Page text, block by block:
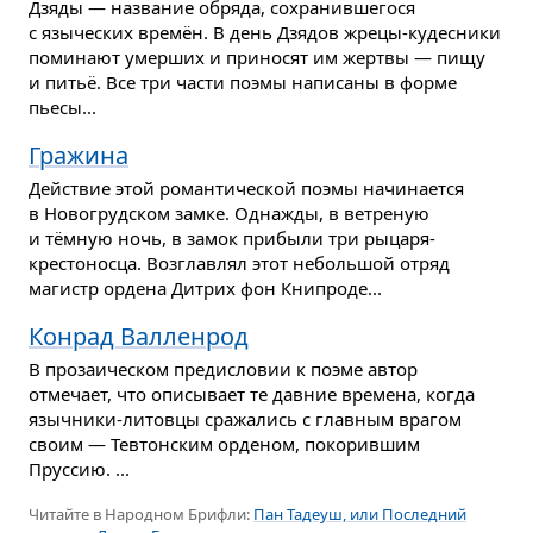
Дзяды — название обряда, сохранившегося
с языческих времён. В день Дзядов жрецы-кудесники
поминают умерших и приносят им жертвы — пищу
и питьё. Все три части поэмы написаны в форме
пьесы...
Гражина
Действие этой романтической поэмы начинается
в Новогрудском замке. Однажды, в ветреную
и тёмную ночь, в замок прибыли три рыцаря-
крестоносца. Возглавлял этот небольшой отряд
магистр ордена Дитрих фон Книпроде...
Конрад Валленрод
В прозаическом предисловии к поэме автор
отмечает, что описывает те давние времена, когда
язычники-литовцы сражались с главным врагом
своим — Тевтонским орденом, покорившим
Пруссию. ...
Читайте в Народном Брифли: Пан Тадеуш, или Последний